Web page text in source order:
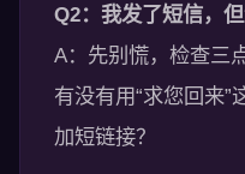
Q2：我发了短信，
A：先别慌，检查
有没有用“求您回来
加短链接？